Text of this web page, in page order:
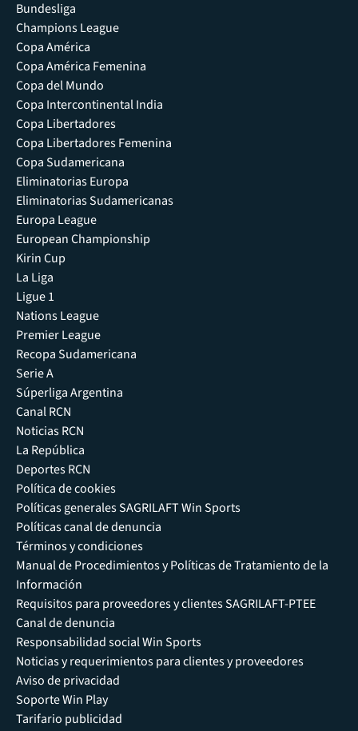
Bundesliga
Champions League
Copa América
Copa América Femenina
Copa del Mundo
Copa Intercontinental India
Copa Libertadores
Copa Libertadores Femenina
Copa Sudamericana
Eliminatorias Europa
Eliminatorias Sudamericanas
Europa League
European Championship
Kirin Cup
La Liga
Ligue 1
Nations League
Premier League
Recopa Sudamericana
Serie A
Súperliga Argentina
Canal RCN
Noticias RCN
La República
Deportes RCN
Política de cookies
Políticas generales SAGRILAFT Win Sports
Políticas canal de denuncia
Términos y condiciones
Manual de Procedimientos y Políticas de Tratamiento de la
Información
Requisitos para proveedores y clientes SAGRILAFT-PTEE
Canal de denuncia
Responsabilidad social Win Sports
Noticias y requerimientos para clientes y proveedores
Aviso de privacidad
Soporte Win Play
Tarifario publicidad